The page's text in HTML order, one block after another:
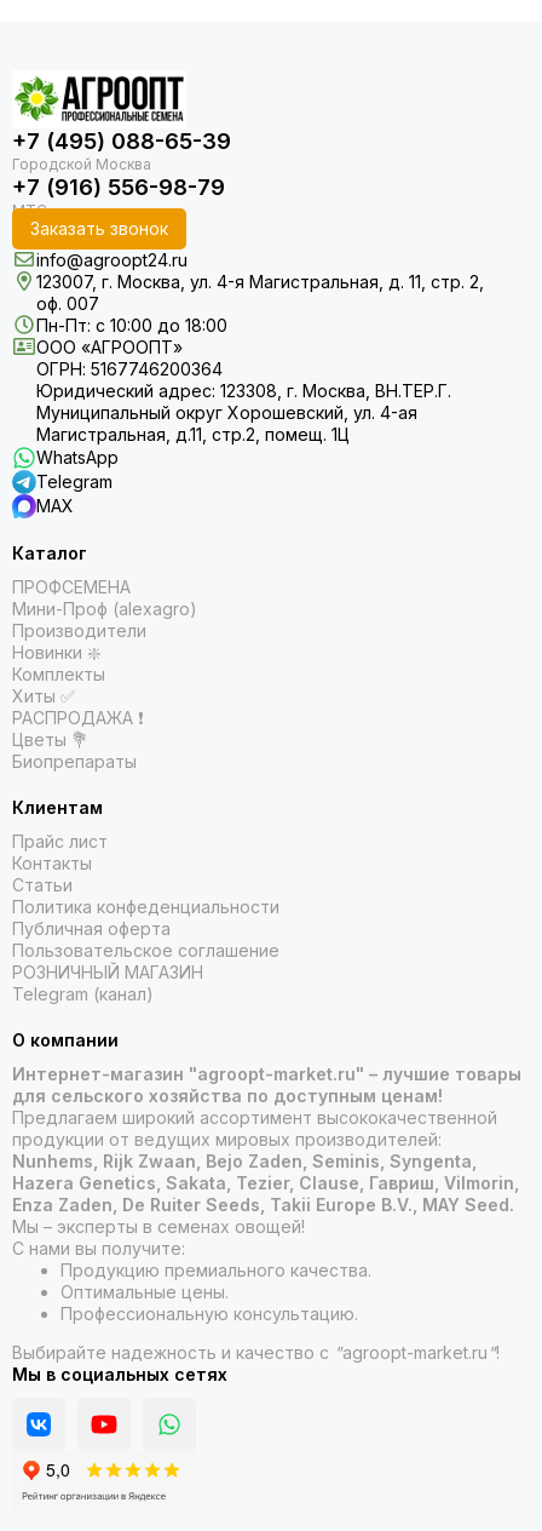
+7 (495) 088-65-39
+7 (916) 556-98-79
Заказать звонок
info@agroopt24.ru
123007, г. Москва, ул. 4-я Магистральная, д. 11, стр. 2,
оф. 007
Пн-Пт: с 10:00 до 18:00
ООО «АГРООПТ»
ОГРН: 5167746200364
Юридический адрес: 123308, г. Москва, ВН.ТЕР.Г.
Муниципальный округ Хорошевский, ул. 4-ая
Магистральная, д.11, стр.2, помещ. 1Ц
WhatsApp
Telegram
MAX
Каталог
ПРОФСЕМЕНА
Мини-Проф (alexagro)
Производители
Новинки ❇️
Комплекты
Хиты ✅
РАСПРОДАЖА ❗️
Цветы 💐
Биопрепараты
Клиентам
Прайс лист
Контакты
Статьи
Политика конфеденциальности
Публичная оферта
Пользовательское соглашение
РОЗНИЧНЫЙ МАГАЗИН
Telegram (канал)
О компании
Интернет-магазин "agroopt-market.ru" – лучшие товары
для сельского хозяйства по доступным ценам!
Предлагаем широкий ассортимент высококачественной
продукции от ведущих мировых производителей:
Nunhems, Rijk Zwaan, Bejo Zaden, Seminis, Syngenta,
Hazera Genetics, Sakata, Tezier, Clause, Гавриш, Vilmorin,
Enza Zaden, De Ruiter Seeds, Takii Europe B.V., MAY Seed.
Мы – эксперты в семенах овощей!
С нами вы получите:
Продукцию премиального качества.
Оптимальные цены.
Профессиональную консультацию.
Выбирайте надежность и качество с "agroopt-market.ru "!
Мы в социальных сетях